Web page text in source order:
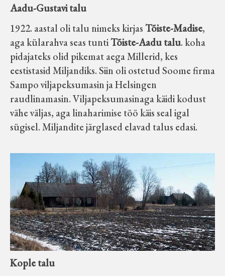
Aadu-Gustavi talu
1922. aastal oli talu nimeks kirjasTõiste-Madise,
aga külarahva seas tuntiTõiste-Aadu talu. koha
pidajateks olid pikemat aega Millerid, kes
eestistasid Miljandiks. Siin oli ostetud Soome firma
Sampo viljapeksumasin ja Helsingen
raudlinamasin. Viljapeksumasinaga käidi kodust
vähe väljas, aga linaharimise töö käis seal igal
sügisel. Miljandite järglased elavad talus edasi.
Kople talu